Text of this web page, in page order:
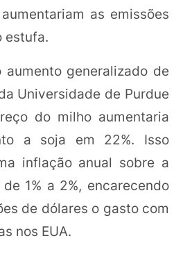
as emissões
estufa.
generalizado de
Universidade de Purdue
do milho aumentaria
a soja em 22%. Isso
inflação anual sobre a
1% a 2%, encarecendo
de dólares o gasto com
nos EUA.